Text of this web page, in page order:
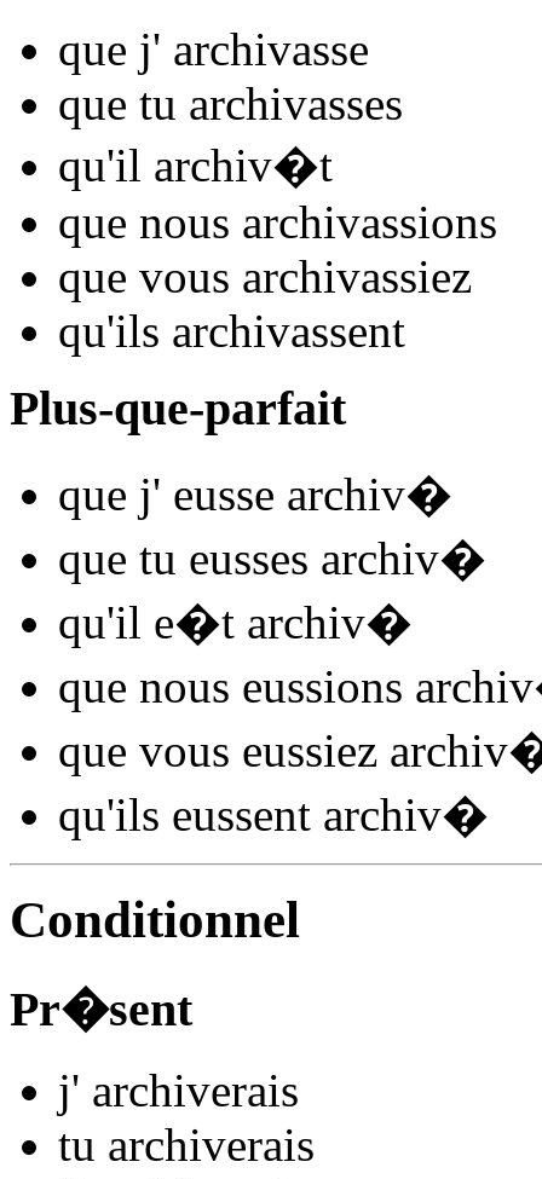
que j' archivasse
que tu archivasses
qu'il archiv�t
que nous archivassions
que vous archivassiez
qu'ils archivassent
Plus-que-parfait
que j' eusse archiv�
que tu eusses archiv�
qu'il e�t archiv�
que nous eussions archiv
que vous eussiez archiv
qu'ils eussent archiv�
Conditionnel
Pr�sent
j' archiverais
tu archiverais